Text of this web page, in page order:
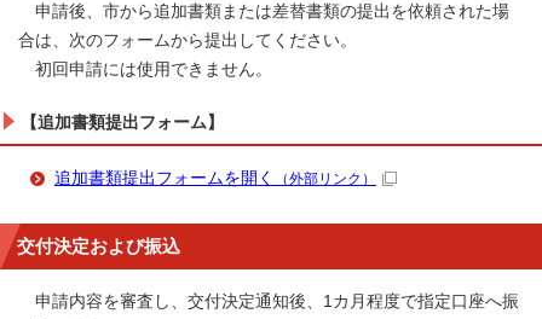
申請後、市から追加書類または差替書類の提出を依頼された場
合は、次のフォームから提出してください。
初回申請には使用できません。
【追加書類提出フォーム】
追加書類提出フォームを開く （外部リンク）
交付決定および振込
申請内容を審査し、交付決定通知後、1カ月程度で指定口座へ振